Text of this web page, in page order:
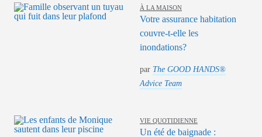
À LA MAISON
Votre assurance habitation
couvre-t-elle les
inondations?
par The GOOD HANDS®
Advice Team
VIE QUOTIDIENNE
Un été de baignade :